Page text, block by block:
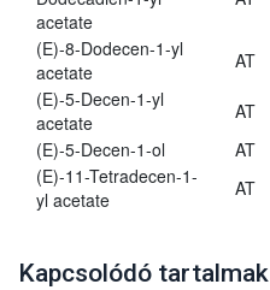
acetate
(E)-8-Dodecen-1-yl
acetate
AT
(E)-5-Decen-1-yl
acetate
AT
(E)-5-Decen-1-ol
AT
(E)-11-Tetradecen-1-
yl acetate
AT
Kapcsolódó tartalmak